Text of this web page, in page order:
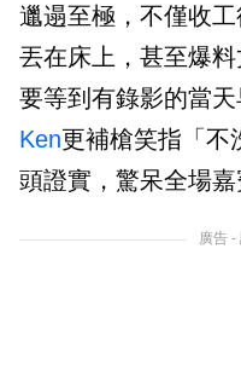
邋遢至極，不僅收
丟在床上，甚至爆
要等到有錄影的當
Ken更補槍笑指「不
頭證實，驚呆全場嘉
廣告